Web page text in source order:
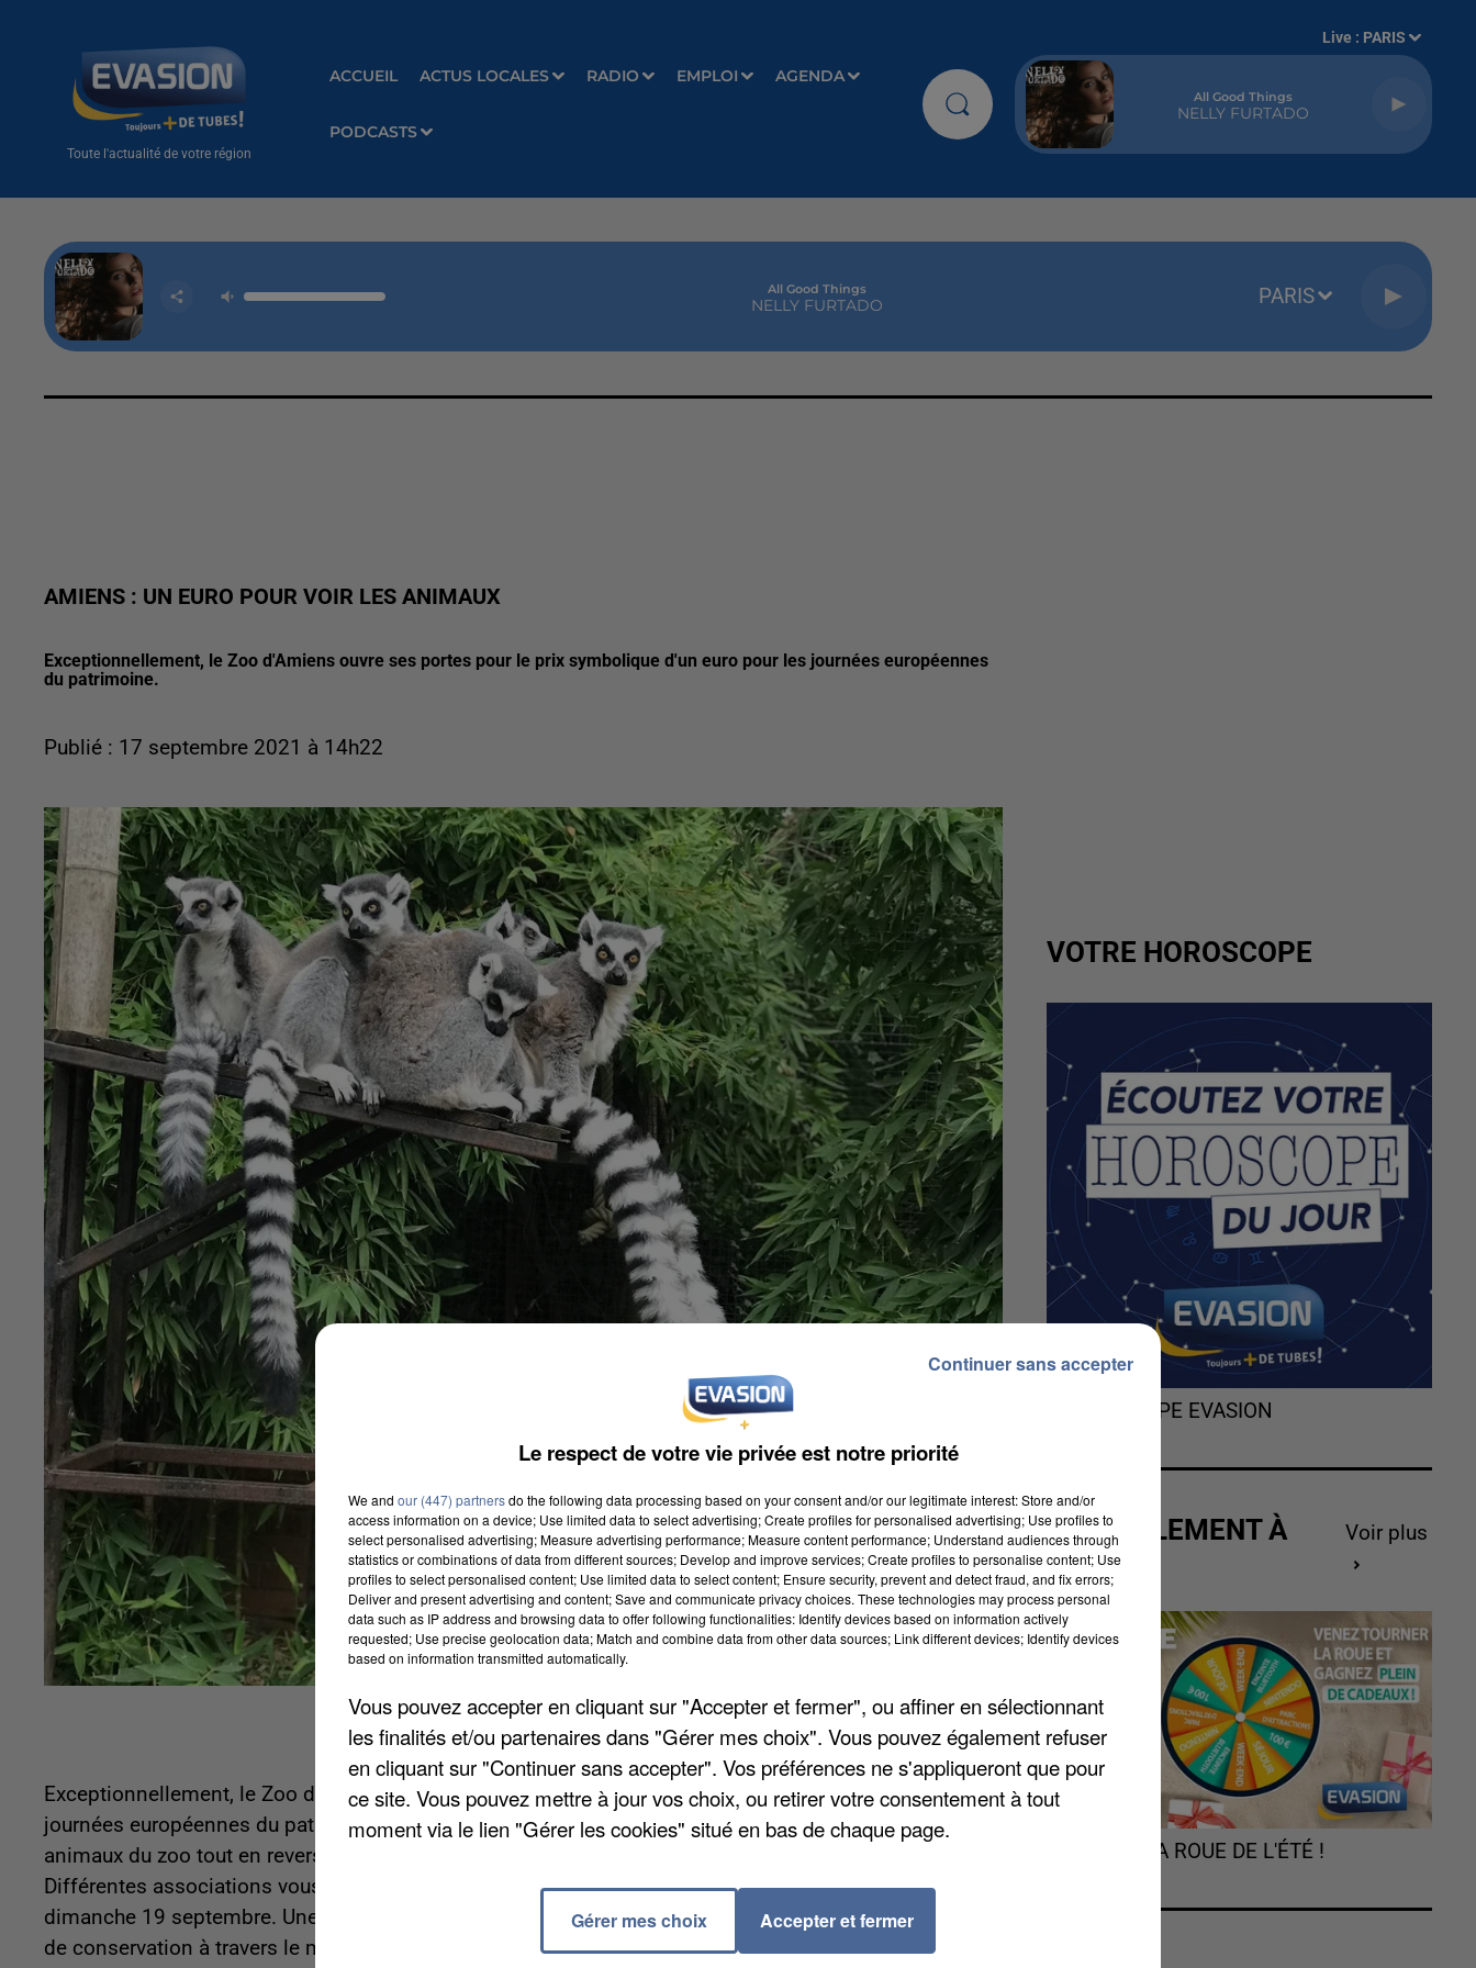
Toute l'actualité de votre région
ACCUEIL ACTUS LOCALES RADIO EMPLOI AGENDA
PODCASTS
Live : PARIS
All Good Things
NELLY FURTADO
All Good Things
NELLY FURTADO PARIS
AMIENS : UN EURO POUR VOIR LES ANIMAUX
Exceptionnellement, le Zoo d'Amiens ouvre ses portes pour le prix symbolique d'un euro pour les journées européennes
du patrimoine.
Publié : 17 septembre 2021 à 14h22
Exceptionnellement, le Zoo d'Amiens ouvre ses portes pour le prix symbolique d'un euro pour les
journées européennes du patrimoine. Ce week-end, il sera possible de venir à la rencontre des
animaux du zoo tout en reversant l'argent aux associations de conservation du patrimoine naturel.
Différentes associations vous attendent sur le parc de 10h à 18h tout au long de ce samedi 18 et
dimanche 19 septembre. Une opération qui avait permis en 2020 de verser 7.500 euros à six projets
de conservation à travers le monde. Le Pass sanitaire est obligatoire à partir de 18 ans pour tous les
VOTRE HOROSCOPE
L'HOROSCOPE EVASION
ACTUELLEMENT À
GAGNER
Voir plus
TOURNEZ LA ROUE DE L'ÉTÉ !
Le respect de votre vie privée est notre priorité
We and our (447) partnersdo the following data processing based on your consent and/or our legitimate interest: Store and/or
access information on a device; Use limited data to select advertising; Create profiles for personalised advertising; Use profiles to
select personalised advertising; Measure advertising performance; Measure content performance; Understand audiences through
statistics or combinations of data from different sources; Develop and improve services; Create profiles to personalise content; Use
profiles to select personalised content; Use limited data to select content; Ensure security, prevent and detect fraud, and fix errors;
Deliver and present advertising and content; Save and communicate privacy choices. These technologies may process personal
data such as IP address and browsing data to offer following functionalities: Identify devices based on information actively
requested; Use precise geolocation data; Match and combine data from other data sources; Link different devices; Identify devices
based on information transmitted automatically.
Vous pouvez accepter en cliquant sur "Accepter et fermer", ou affiner en sélectionnant
les finalités et/ou partenaires dans "Gérer mes choix". Vous pouvez également refuser
en cliquant sur "Continuer sans accepter". Vos préférences ne s'appliqueront que pour
ce site. Vous pouvez mettre à jour vos choix, ou retirer votre consentement à tout
moment via le lien "Gérer les cookies" situé en bas de chaque page.
Gérer mes choix Accepter et fermer
Continuer sans accepter